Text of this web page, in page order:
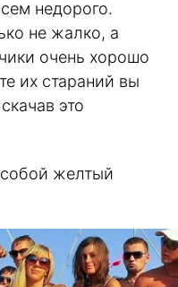
недорого.
не жалко, а
очень хорошо
их стараний вы
это
собой желтый